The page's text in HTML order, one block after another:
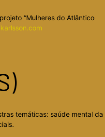
“Mulheres do Atlântico
temáticas: saúde mental da